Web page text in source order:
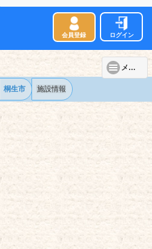
会員登録 ログイン
メニュー
桐生市 施設情報